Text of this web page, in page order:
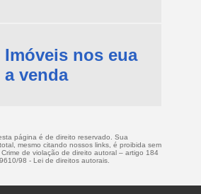
Imóveis nos eua
a venda
página é de direito reservado. Sua
mesmo citando nossos links, é proibida sem
de violação de direito autoral – artigo 184
98 - Lei de direitos autorais